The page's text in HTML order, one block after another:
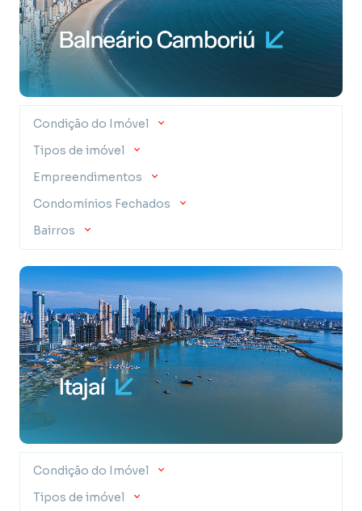
Condição do Imóvel
Tipos de imóvel
Empreendimentos
Condomínios Fechados
Bairros
Condição do Imóvel
Tipos de imóvel